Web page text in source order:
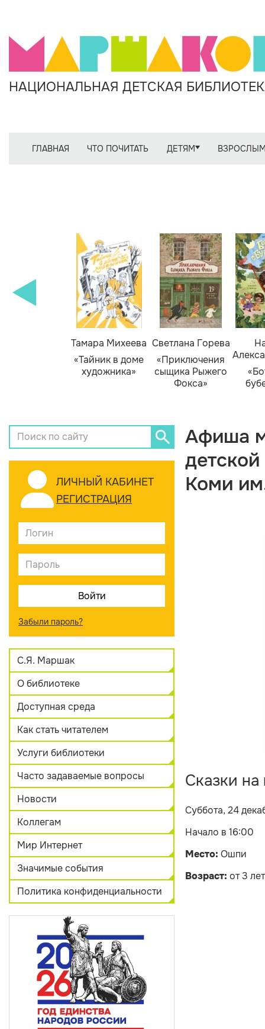
НАЦИОНАЛЬНАЯ ДЕТСКАЯ
ГЛАВНАЯ ЧТО ПОЧИТАТЬ ДЕТЯМ
Тамара Михеева
«Тайник в доме
художника»
Светлана Горева
«Приключения
сыщика Рыжего
Фокса»
ЛИЧНЫЙ КАБИНЕТ
РЕГИСТРАЦИЯ
Забыли пароль?
С.Я. Маршак
О библиотеке
Доступная среда
Как стать читателем
Услуги библиотеки
Часто задаваемые вопросы
Новости
Коллегам
Мир Интернет
Значимые события
Политика конфиденциальности
Афиша
Коми
Сказки на
Суббота, 24
Начало в 16:00
Место: Ошпи
Возраст: от 3 лет